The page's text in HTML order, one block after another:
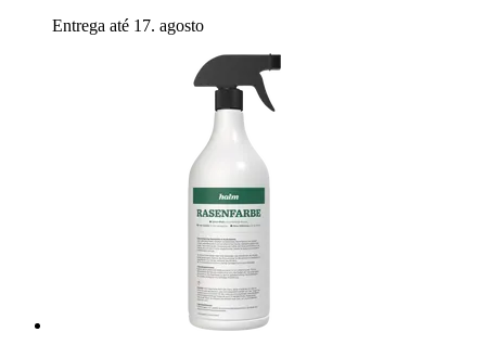
Entrega até 17. agosto